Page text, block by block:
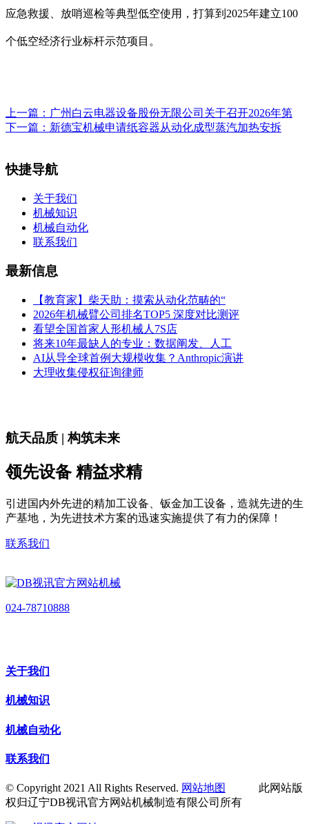
应急救援、放哨巡检等典型低空使用，打算到2025年建立100
个低空经济行业标杆示范项目。
上一篇： 广州白云电器设备股份无限公司关于召开2026年第
下一篇： 新德宝机械申请纸容器从动化成型蒸汽加热安拆
快捷导航
关于我们
机械知识
机械自动化
联系我们
最新信息
【教育家】柴天助：摸索从动化范畴的“
2026年机械臂公司排名TOP5 深度对比测评
看望全国首家人形机械人7S店
将来10年最缺人的专业：数据阐发、人工
AI从导全球首例大规模收集？Anthropic演讲
大理收集侵权征询律师
航天品质 | 构筑未来
领先设备 精益求精
引进国内外先进的精加工设备、钣金加工设备，造就先进的生
产基地，为先进技术方案的迅速实施提供了有力的保障！
联系我们
024-78710888
关于我们
机械知识
机械自动化
联系我们
© Copyright 2021 All Rights Reserved. 网站地图
此网站版
权归辽宁DB视讯官方网站机械制造有限公司所有